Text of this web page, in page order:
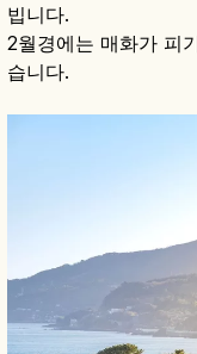
빕니다.
2월경에는 매화가 피
습니다.